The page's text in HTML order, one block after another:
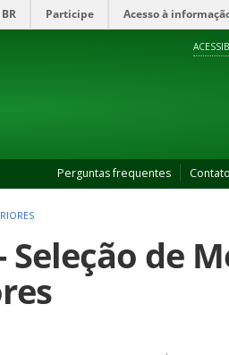
Participe Acesso à
Perguntas frequentes Contato
Seleção de